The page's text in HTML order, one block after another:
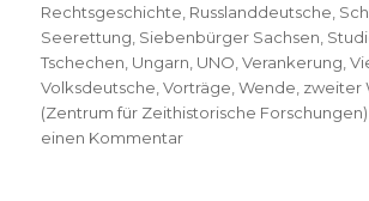
Rechtsgeschichte Russlanddeutsche
Seerettung Siebenbürger Sachsen
Tschechen Ungarn UNO ,Verankerung ,
Volksdeutsche ,Vorträge ,Wende zweiter
(Zentrum für Zeithistorische Forschungen)
einen Kommentarzu